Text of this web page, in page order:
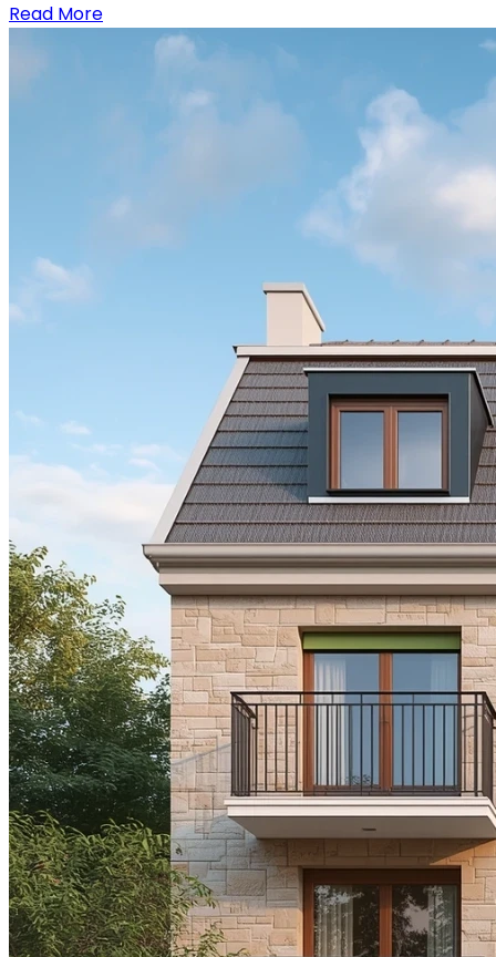
Read More